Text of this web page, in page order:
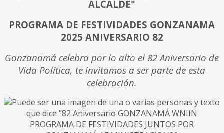
PROGRAMA DE FESTIVIDADES GONZANAMA
2025 ANIVERSARIO 82
Gonzanamá celebra por lo alto el 82 Aniversario de
Vida Política, te invitamos a ser parte de esta
celebración.